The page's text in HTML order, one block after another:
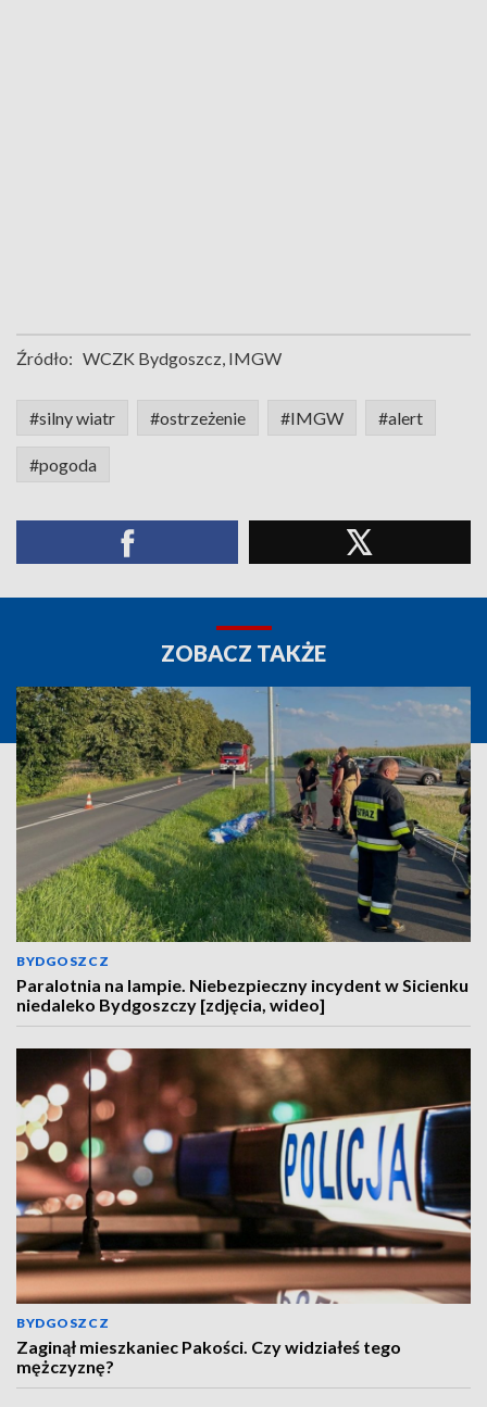
Źródło: WCZK Bydgoszcz, IMGW
#silny wiatr #ostrzeżenie #IMGW #alert
#pogoda
ZOBACZ TAKŻE
BYDGOSZCZ
Paralotnia na lampie. Niebezpieczny incydent w Sicienku
niedaleko Bydgoszczy [zdjęcia, wideo]
BYDGOSZCZ
Zaginął mieszkaniec Pakości. Czy widziałeś tego
mężczyznę?